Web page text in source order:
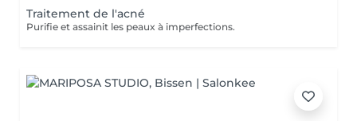
Traitement de l'acné
Purifie et assainit les peaux à imperfections.